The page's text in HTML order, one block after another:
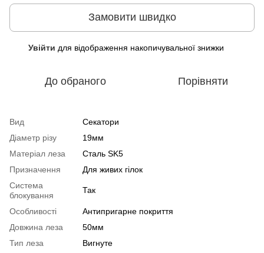
Замовити швидко
Увійти для відображення накопичувальної знижки
До обраного Порівняти
Вид
Секатори
Діаметр різу
19мм
Матеріал леза
Сталь SK5
Призначення
Для живих гілок
Система
блокування
Так
Особливості
Антипригарне покриття
Довжина леза
50мм
Тип леза
Вигнуте